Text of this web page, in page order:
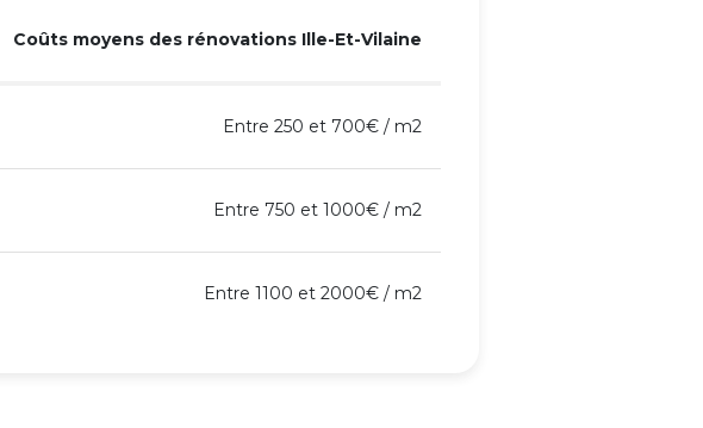
Coûts moyens des rénovations Ille-Et-Vilaine
Entre 250 et 700€ / m2
Entre 750 et 1000€ / m2
Entre 1100 et 2000€ / m2